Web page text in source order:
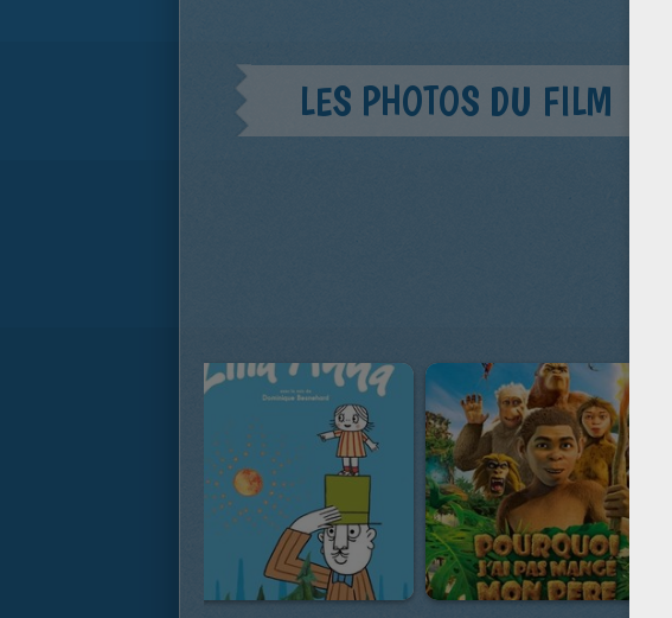
LES PHOTOS DU FILM